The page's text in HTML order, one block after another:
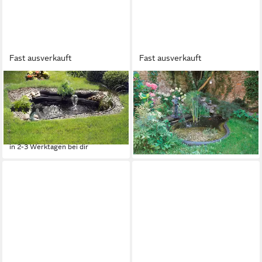
Fast ausverkauft
UBBINK
Fertigteich Start 1.000
(17)
353,34 € UVP419,00 €
-16%
in 2-3 Werktagen bei dir
Fast ausverkauft
UBBINK
Fertigteich Iris SI
ab 92,77 € UVP132,95 €
-30%
in 2-3 Werktagen bei dir